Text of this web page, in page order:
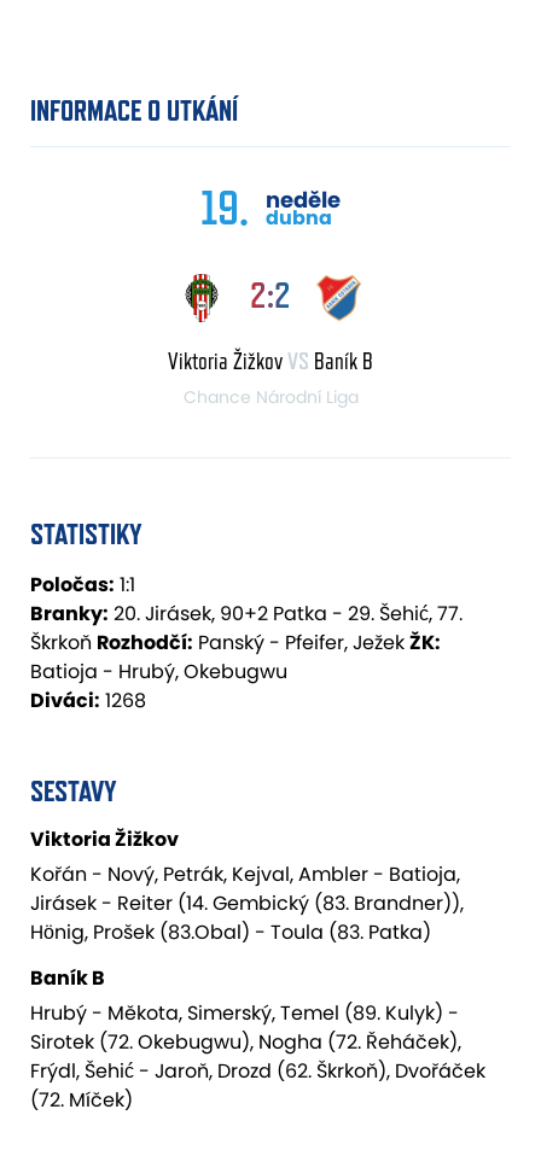
INFORMACE O UTKÁNÍ
19. neděle
dubna
2:2
Viktoria ŽižkovVS Baník B
Chance Národní Liga
STATISTIKY
Poločas: 1:1
Branky: 20. Jirásek, 90+2 Patka - 29. Šehić, 77.
Škrkoň Rozhodčí: Panský - Pfeifer, JežekŽK:
Batioja - Hrubý, Okebugwu
Diváci: 1268
SESTAVY
Viktoria Žižkov
Kořán - Nový, Petrák, Kejval, Ambler - Batioja,
Jirásek - Reiter (14. Gembický (83. Brandner)),
Hönig, Prošek (83.Obal) - Toula (83. Patka)
Baník B
Hrubý - Měkota, Simerský, Temel (89. Kulyk) -
Sirotek (72. Okebugwu), Nogha (72. Řeháček),
Frýdl, Šehić - Jaroň, Drozd (62. Škrkoň), Dvořáček
(72. Míček)